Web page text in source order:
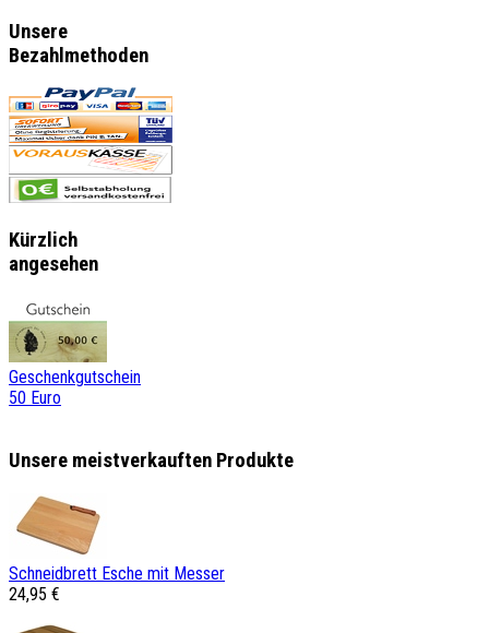
Unsere
Bezahlmethoden
Kürzlich
angesehen
Geschenkgutschein
50 Euro
Unsere meistverkauften Produkte
Schneidbrett Esche mit Messer
24,95 €